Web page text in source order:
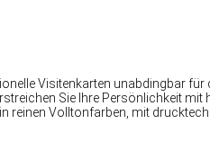
Visitenkarten unabdingbar
Sie Ihre Persönlichkeit
Volltonfarben, mit